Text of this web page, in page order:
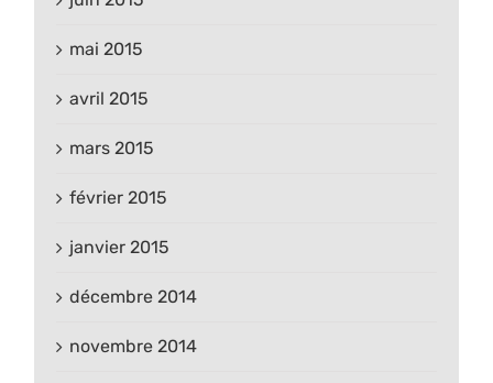
mai 2015
avril 2015
mars 2015
février 2015
janvier 2015
décembre 2014
novembre 2014